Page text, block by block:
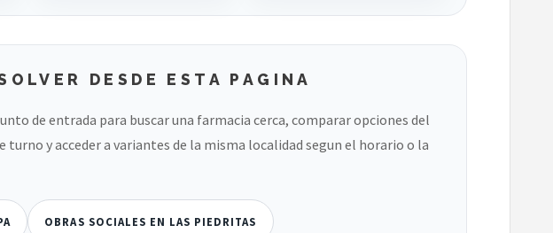
DESDE ESTA PAGINA
de entrada para buscar una farmacia cerca, comparar opciones del
turno y acceder a variantes de la misma localidad segun el horario o la
OBRAS SOCIALES EN LAS PIEDRITAS